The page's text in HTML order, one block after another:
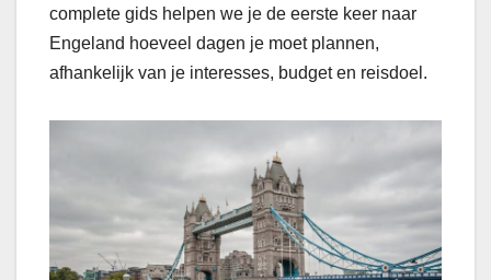
complete gids helpen we je de eerste keer naar
Engeland hoeveel dagen je moet plannen,
afhankelijk van je interesses, budget en reisdoel.